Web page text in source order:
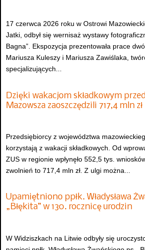
17 czerwca 2026 roku w Ostrowi
Jatki, odbył się wernisaż wystawy
Bagna”. Ekspozycja prezentowała prace
Mariusza Kuleszy i Mariusza Zawiślaka,
specjalizujących...
Dzięki wakacjom składkowym
Mazowsza zaoszczędzili 717,4 mln zł
Przedsiębiorcy z województwa
korzystają z wakacji składkowych. Od
ZUS w regionie wpłynęło 552,5 tys.
zwolnień to 717,4 mln zł. Z ulgi można...
Upamiętniono ppłk. Władysława
„Błękita” w 130. rocznicę urodzin
W Widziszkach na Litwie odbyły się